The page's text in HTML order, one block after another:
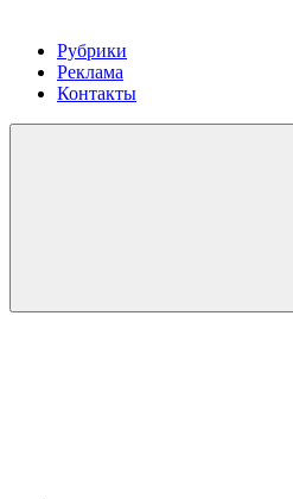
Рубрики
Реклама
Контакты